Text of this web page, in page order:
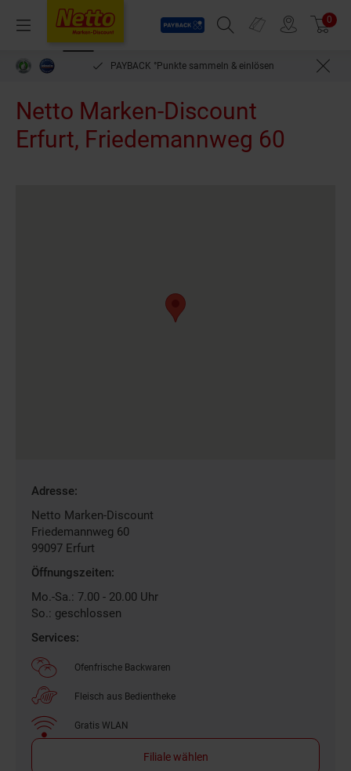
Menü
Payback
Suchfeld einblenden
Prospekte 0
PAYBACK °Punkte sammeln & einlösen bequem per
Netto Marken-Discount
Erfurt, Friedemannweg 60
Gefundene
Filiale
Adresse:
Netto Marken-Discount
Friedemannweg 60
99097 Erfurt
Öffnungszeiten:
Mo.-Sa.: 7.00 - 20.00 Uhr
So.: geschlossen
Services:
Ofenfrische Backwaren
Fleisch aus Bedientheke
Gratis WLAN
Filiale wählen